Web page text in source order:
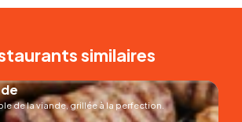
similaires
de la viande, grillée à la perfection.